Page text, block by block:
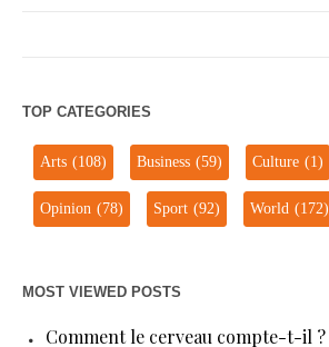
TOP CATEGORIES
Arts(108) Business(59) Culture(1)
Opinion(78) Sport(92) World(172)
MOST VIEWED POSTS
Comment le cerveau compte-t-il ?